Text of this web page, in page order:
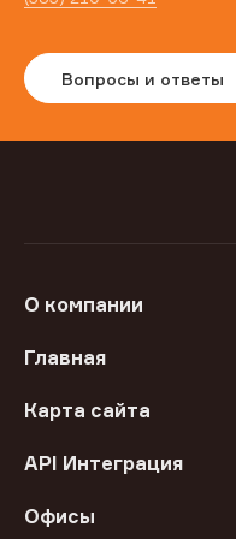
Вопросы и ответы
О компании
Главная
Карта сайта
API Интеграция
Офисы